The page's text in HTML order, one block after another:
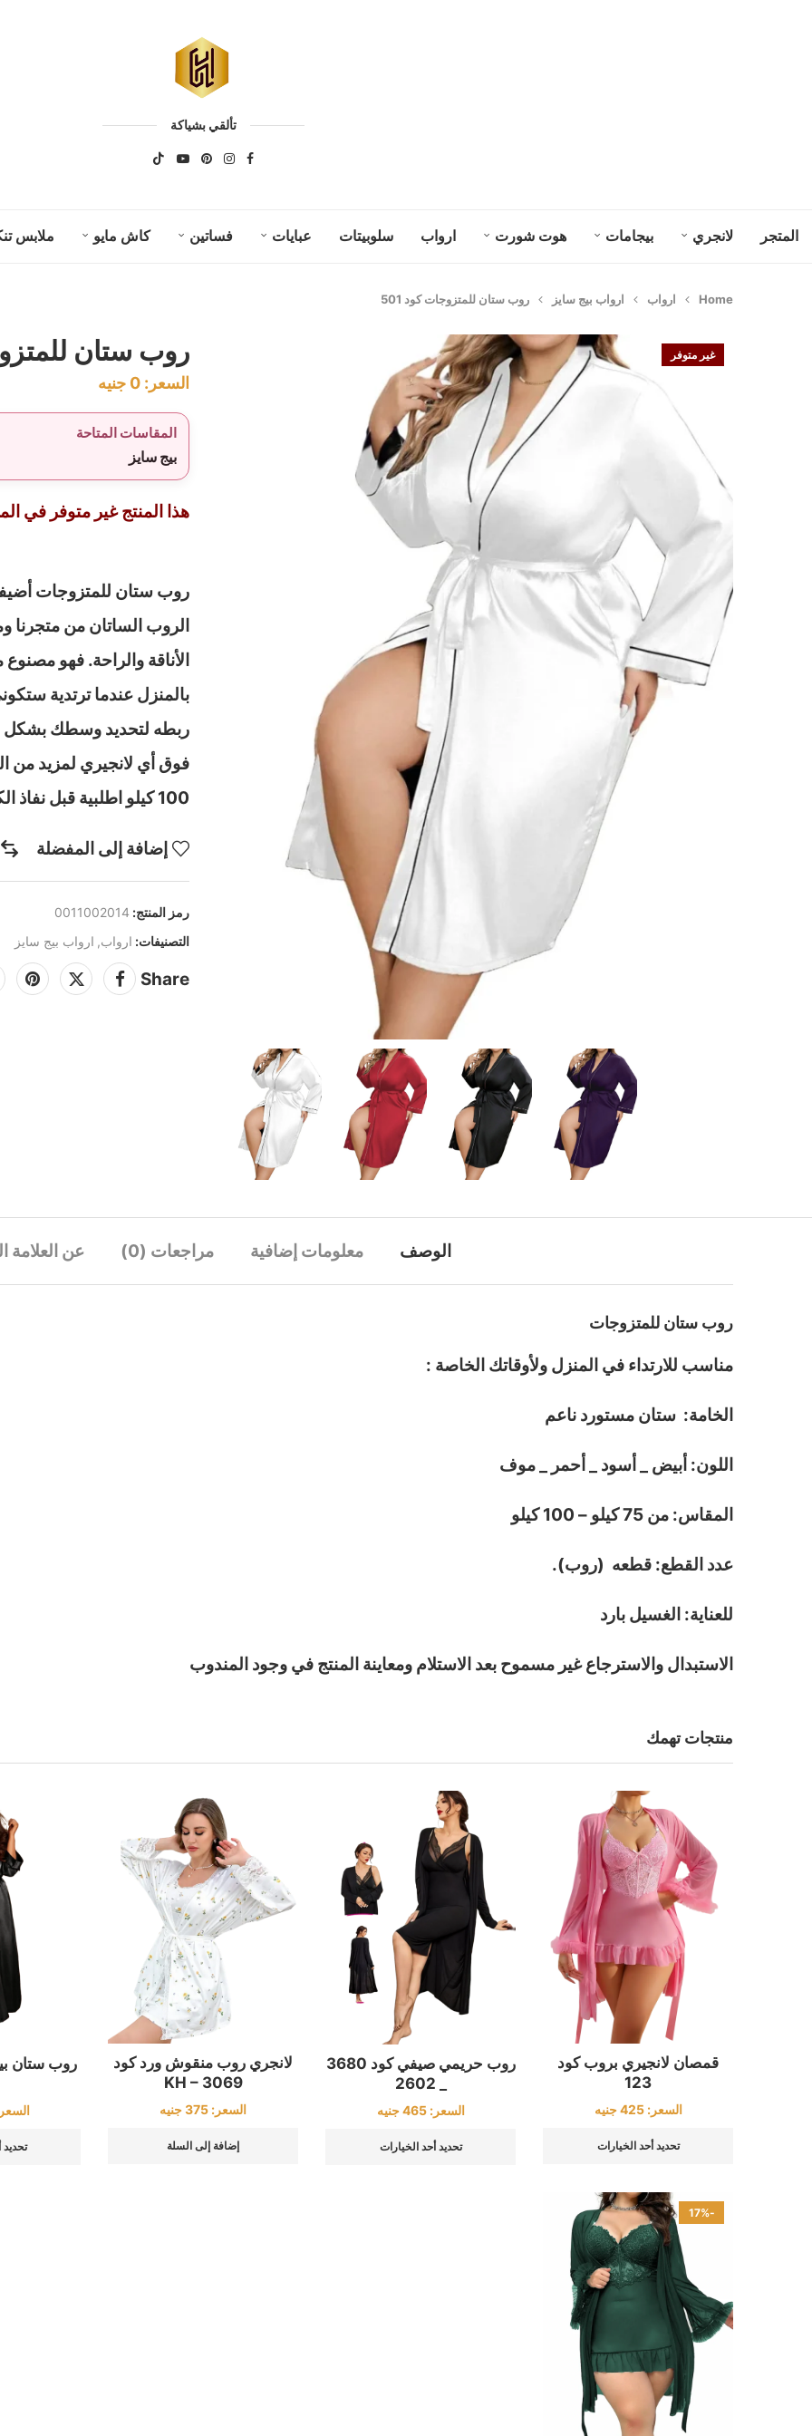
تألقي بشياكة
المتجر لانجري بيجامات هوت شورت ارواب سلوبيتات عبايات فساتين كاش مايو ملابس
Home ارواب ارواب بيج سايز روب ستان للمتزوجات كود 501
غير متوفر روب ستان
السعر: 0 جنيه
المقاسات المتاحة
بيج سايز
هذا المنتج غير متوفر في
روب ستان للمتزوجات
الروب الساتان من
الأناقة والراحة. فهو
بالمنزل عندما ترتدية
ربطه لتحديد وسطك بشكل
100 كيلو اطلبية قبل نفاذ الكمية
إضافة إلى المفضلة
رمز المنتج: 0011002014
التصنيفات: ارواب, ارواب بيج سايز
Share
الوصف معلومات إضافية مراجعات (0) عن العلامة
روب ستان للمتزوجات
مناسب للارتداء في المنزل ولأوقاتك الخاصة :
الخامة: ستان مستورد ناعم
اللون: أبيض _ أسود _ أحمر _ موف
المقاس: من 75 كيلو – 100 كيلو
عدد القطع: قطعه (روب).
للعناية: الغسيل بارد
الاستبدال والاسترجاع غير مسموح بعد الاستلام ومعاينة المنتج في وجود المندوب
منتجات تهمك
قمصان لانجيري بروب كود
123
السعر:425 جنيه
تحديد أحد الخيارات
روب حريمي صيفي كود 3680
السعر:465 جنيه
تحديد أحد الخيارات
لانجري روب منقوش ورد كود
KH – 3069
السعر: 375جنيه
إضافة إلى السلة تحديد
-17%